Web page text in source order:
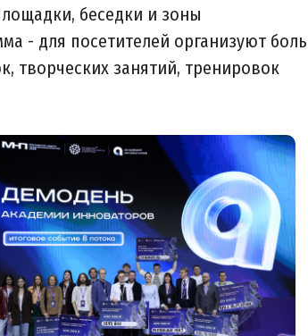
беседки и зоны
- для посетителей организуют
творческих занятий, тренировок